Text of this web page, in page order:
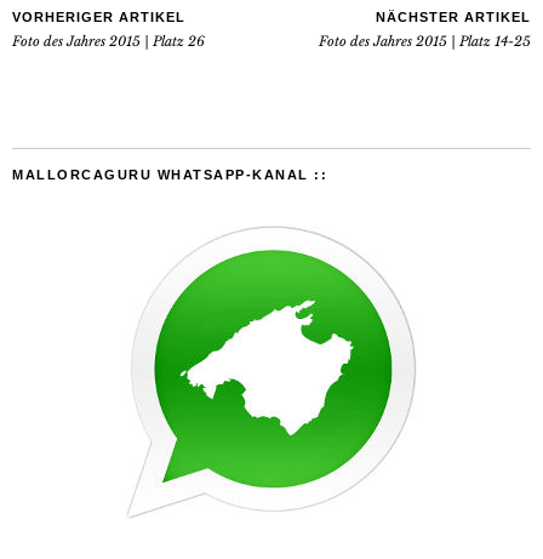
VORHERIGER ARTIKEL
Foto des Jahres 2015 | Platz 26
NÄCHSTER ARTIKEL
Foto des Jahres 2015 | Platz 14-25
MALLORCAGURU WHATSAPP-KANAL ::